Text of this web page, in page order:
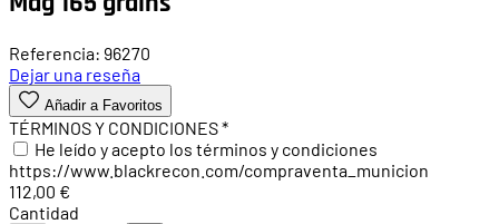
Referencia: 96270
Dejar una reseña
Añadir a Favoritos
TÉRMINOS Y CONDICIONES*
He leído y acepto los términos y condiciones
https://www.blackrecon.com/compraventa_municion
112,00 €
Cantidad